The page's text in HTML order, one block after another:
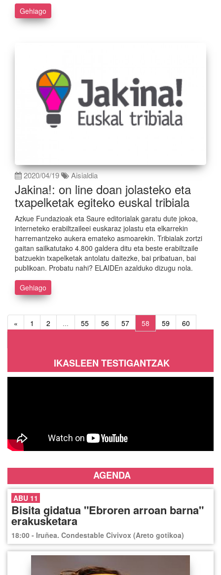
Gehiago
2020/04/19 Aisialdia
Jakina!: on line doan jolasteko eta
txapelketak egiteko euskal tribiala
Azkue Fundazioak eta Saure editorialak garatu dute jokoa,
interneteko erabiltzaileei euskaraz jolastu eta elkarrekin
harremantzeko aukera emateko asmoarekin. Tribialak zortzi
gaitan sailkatutako 4.800 galdera ditu eta beste erabiltzaile
batzuekin txapelketak antolatu daitezke, bai pribatuan, bai
publikoan. Probatu nahi? ELAIDEn azalduko dizugu nola.
Gehiago
« 1 2 ... 55 56 57 58 59
60
IKASLEEN TESTIGANTZAK
AGENDA
ABU 11
Bisita gidatua "Ebroren arroan barna"
erakusketara
18:00 - Iruñea. Condestable Civivox (Areto gotikoa)